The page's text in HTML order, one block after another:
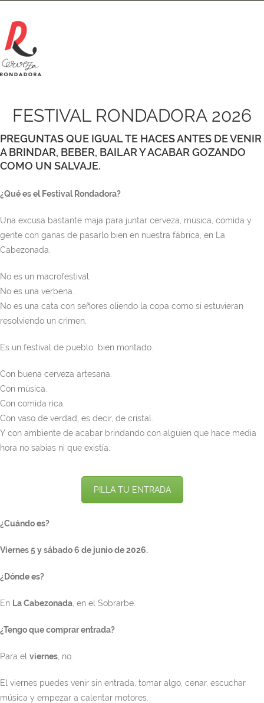
FESTIVAL RONDADORA 2026
PREGUNTAS QUE IGUAL TE HACES ANTES DE VENIR
A BRINDAR, BEBER, BAILAR Y ACABAR GOZANDO
COMO UN SALVAJE.
¿Qué es el Festival Rondadora?
Una excusa bastante maja para juntar cerveza, música, comida y
gente con ganas de pasarlo bien en nuestra fábrica, en La
Cabezonada.
No es un macrofestival.
No es una verbena.
No es una cata con señores oliendo la copa como si estuvieran
resolviendo un crimen.
Es un festival de pueblo bien montado.
Con buena cerveza artesana.
Con música.
Con comida rica.
Con vaso de verdad, es decir, de cristal.
Y con ambiente de acabar brindando con alguien que hace media
hora no sabías ni que existía.
PILLA TU ENTRADA
¿Cuándo es?
Viernes 5 y sábado 6 de junio de 2026.
¿Dónde es?
En La Cabezonada , en el Sobrarbe.
¿Tengo que comprar entrada?
Para el viernes , no.
El viernes puedes venir sin entrada, tomar algo, cenar, escuchar
música y empezar a calentar motores.